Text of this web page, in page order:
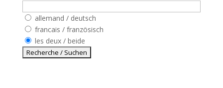
allemand / deutsch
francais / französisch
les deux / beide